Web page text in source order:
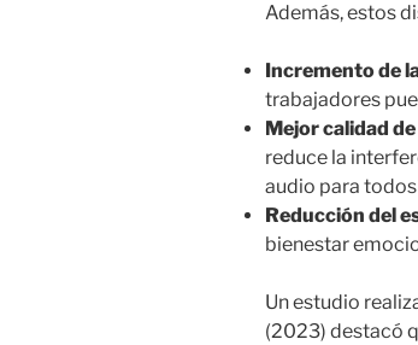
Además, estos
Incremento de
trabajadores
Mejor calidad
reduce la
audio para
Reducción del
bienestar
Un estudio
(2023) destacó